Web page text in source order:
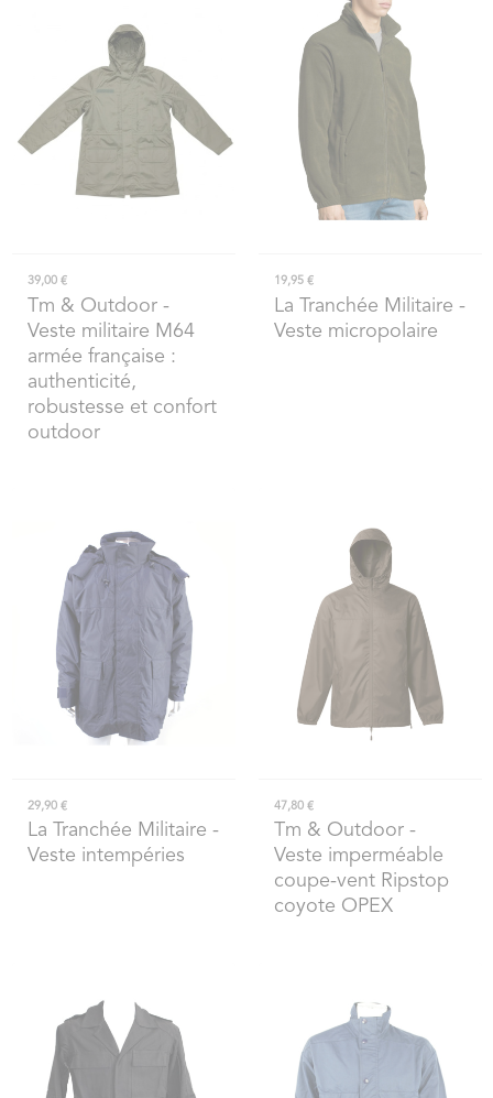
39,00 €
Tm & Outdoor-
Veste militaire M64
armée française :
authenticité,
robustesse et confort
outdoor
19,95 €
La Tranchée Militaire -
Veste micropolaire
29,90 €
La Tranchée Militaire -
Veste intempéries
47,80 €
Tm & Outdoor-
Veste imperméable
coupe-vent Ripstop
coyote OPEX